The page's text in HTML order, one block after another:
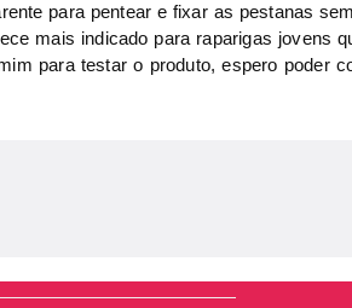
para pentear e fixar as pestanas
mais indicado para raparigas jovens
para testar o produto, espero poder